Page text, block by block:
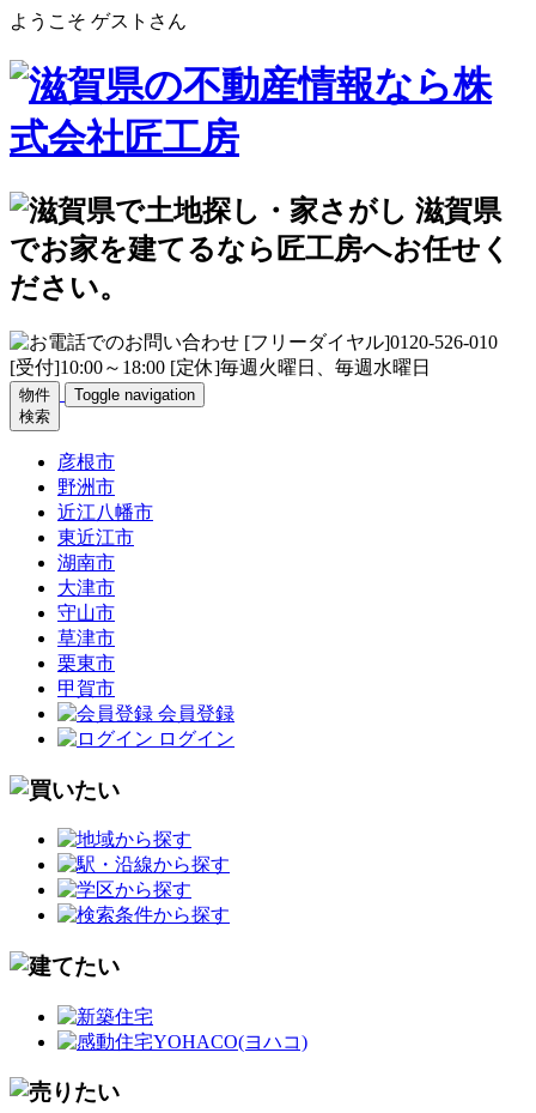
ようこそ ゲストさん
物件
検索
Toggle navigation
彦根市
野洲市
近江八幡市
東近江市
湖南市
大津市
守山市
草津市
栗東市
甲賀市
会員登録
ログイン